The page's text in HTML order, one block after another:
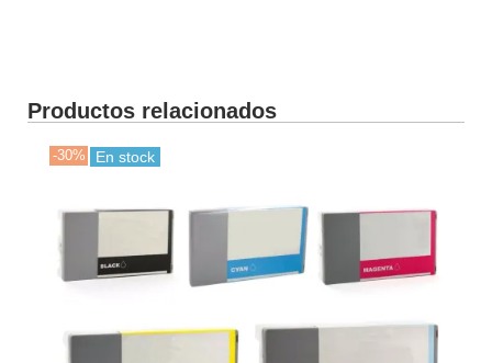
Productos relacionados
-30% En stock